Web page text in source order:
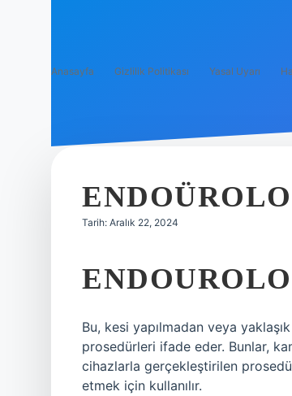
Anasayfa Gizlilik Politikası Yasal Uyarı
Tarih: Aralık 22, 2024
Bu, kesi yapılmadan veya
prosedürleri ifade eder. Bunlar,
cihazlarla gerçekleştirilen
etmek için kullanılır.